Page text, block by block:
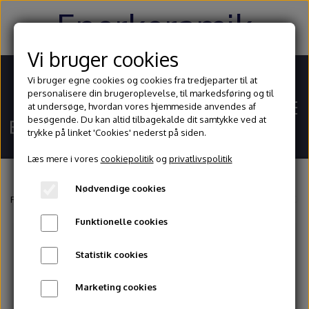
Enerkeramik
Blog
Forside
Vi bruger cookies
Vi bruger egne cookies og cookies fra tredjeparter til at
personalisere din brugeroplevelse, til markedsføring og til
at undersøge, hvordan vores hjemmeside anvendes af
besøgende. Du kan altid tilbagekalde dit samtykke ved at
trykke på linket 'Cookies' nederst på siden.
Læs mere i vores cookiepolitik og privatlivspolitik
Nødvendige cookies
Funktionelle cookies
Statistik cookies
Marketing cookies